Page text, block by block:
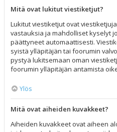
Mitä ovat lukitut viestiketjut?
Lukitut viestiketjut ovat
vastauksia ja mahdolliset kyselyt
päättyneet automaattisesti.
syistä ylläpitäjän tai foorumin
pystyä lukitsemaan oman
foorumin ylläpitäjän antamista
Ylös
Mitä ovat aiheiden kuvakkeet?
Aiheiden kuvakkeet ovat aiheen